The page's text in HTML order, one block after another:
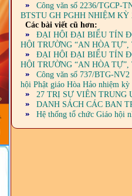
Công văn số 2236/TGCP-
BTSTU GH PGHH NHIỆM KỲ
Các bài viết cũ hơn:
ĐẠI HỘI ĐẠI BIỂU TÍN
HỘI TRƯỜNG “AN HÒA
ĐẠI HỘI ĐẠI BIỂU TÍN
HỘI TRƯỜNG “AN HÒA
Công văn số 737/BTG-
hội Phật giáo Hòa Hảo nhiệm
27 TRỊ SỰ VIÊN TRUNG
DANH SÁCH CÁC BAN
Hệ thống tổ chức Giáo hội